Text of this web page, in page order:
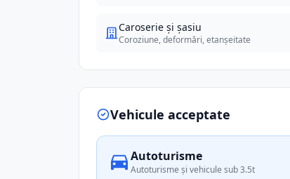
Caroserie și șasiu
Coroziune, deformări, etanșeitate
Vehicule acceptate
Autoturisme
Autoturisme și vehicule sub 3.5t